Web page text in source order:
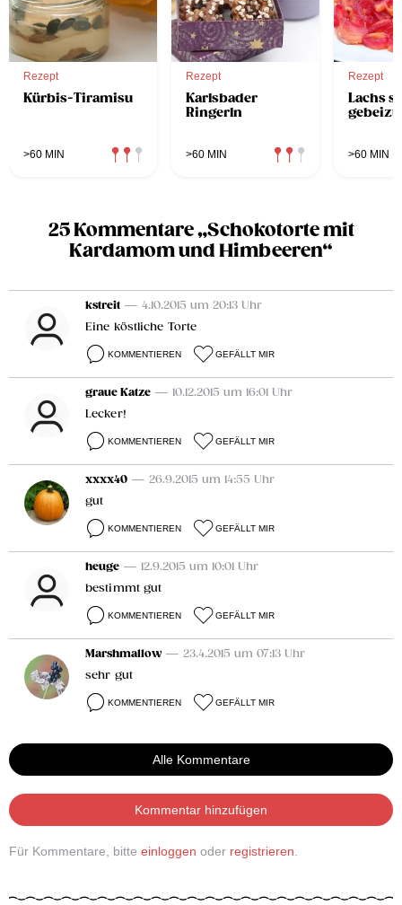
Rezept
Kürbis-Tiramisu
>60 MIN
Rezept
Karlsbader
Ringerln
>60 MIN
Rezept
Lachs
gebeizt
>60 MIN
25 Kommentare „Schokotorte mit
Kardamom und Himbeeren“
kstreit — 4.10.2015 um 20:13 Uhr
Eine köstliche Torte
KOMMENTIEREN GEFÄLLT MIR
graue Katze — 10.12.2015 um 16:01 Uhr
Lecker!
KOMMENTIEREN GEFÄLLT MIR
xxxx40 — 26.9.2015 um 14:55 Uhr
gut
KOMMENTIEREN GEFÄLLT MIR
heuge — 12.9.2015 um 10:01 Uhr
bestimmt gut
KOMMENTIEREN GEFÄLLT MIR
Marshmallow — 23.4.2015 um 07:13 Uhr
sehr gut
KOMMENTIEREN GEFÄLLT MIR
Alle Kommentare
Kommentar hinzufügen
Für Kommentare, bitte einloggen oder registrieren.